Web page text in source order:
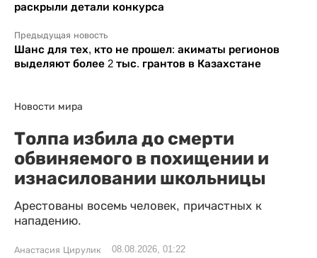
раскрыли детали конкурса
Предыдущая новость
Шанс для тех, кто не прошел: акиматы регионов
выделяют более 2 тыс. грантов в Казахстане
Новости мира
Толпа избила до смерти
обвиняемого в похищении и
изнасиловании школьницы
Арестованы восемь человек, причастных к
нападению.
Анастасия Цирулик 08.08.2026, 01:22